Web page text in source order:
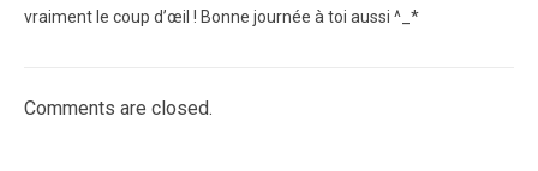
vraiment le coup d’œil ! Bonne journée à toi aussi ^_*
Comments are closed.